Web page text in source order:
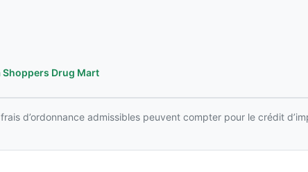
Drug Mart
d’ordonnance admissibles peuvent compter pour le crédit